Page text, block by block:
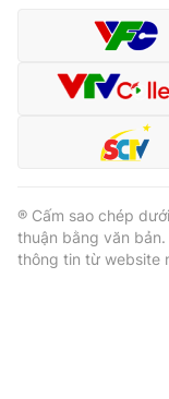
® Cấm sao chép
thuận bằng văn bản.
thông tin từ website